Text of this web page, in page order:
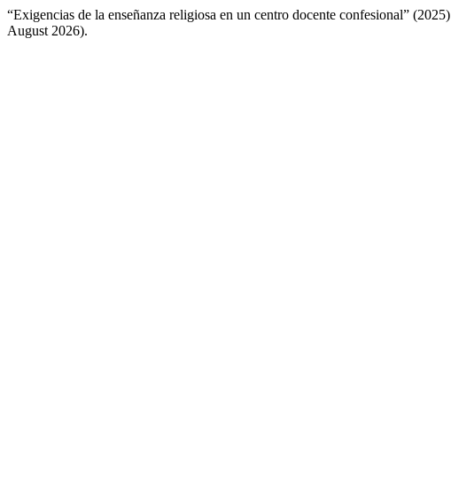
“Exigencias de la enseñanza religiosa en un centro docente confesional” (2025)
August 2026).